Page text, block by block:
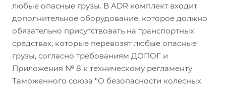
любые опасные грузы. В ADR комплект входит
дополнительное оборудование, которое должно
обязательно присутствовать на транспортных
средствах, которые перевозят любые опасные
грузы, согласно требованиям ДОПОГ и
Приложения № 8 к техническому регламенту
Таможенного союза "О безопасности колесных